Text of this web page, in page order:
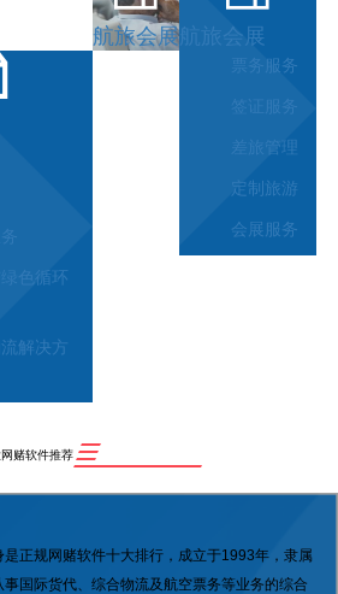
绿色循环
解决方
航旅会展航旅会展
票务服务
签证服务
差旅管理
定制旅游
会展服务
赌软件推荐
正规网赌软件十大排行，成立于1993年，隶属
国际货代、综合物流及航空票务等业务的综合